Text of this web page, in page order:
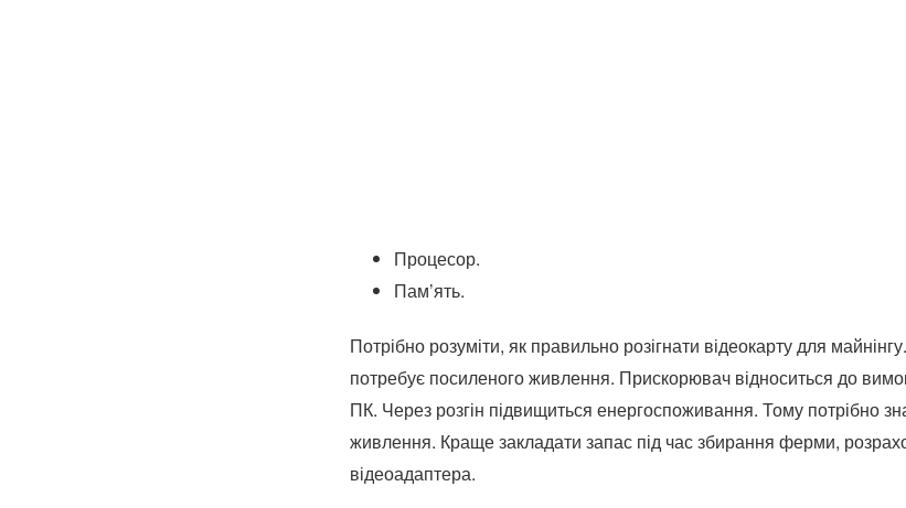
Процесор.
Пам’ять.
Потрібно розуміти, як правильно розігнати відеокарту для
потребує посиленого живлення. Прискорювач відноситься до
ПК. Через розгін підвищиться енергоспоживання. Тому потрібно
живлення. Краще закладати запас під час збирання ферми,
відеоадаптера.